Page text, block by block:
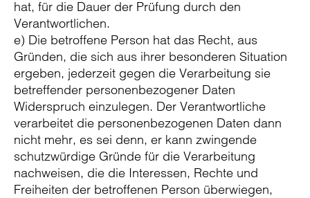
hat, für die Dauer der Prüfung durch den
Verantwortlichen.
e) Die betroffene Person hat das Recht, aus
Gründen, die sich aus ihrer besonderen Situation
ergeben, jederzeit gegen die Verarbeitung sie
betreffender personenbezogener Daten
Widerspruch einzulegen. Der Verantwortliche
verarbeitet die personenbezogenen Daten dann
nicht mehr, es sei denn, er kann zwingende
schutzwürdige Gründe für die Verarbeitung
nachweisen, die die Interessen, Rechte und
Freiheiten der betroffenen Person überwiegen,